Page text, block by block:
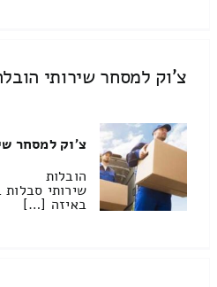
צ'וק למסחר שירותי
צ'וק למסחר
הובלות
שירותי
באיזה […]